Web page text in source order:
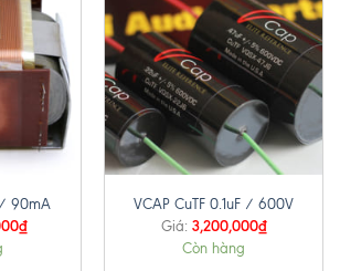
/ 90mA
₫
VCAP CuTF 0.1uF / 600V
Giá: 3,200,000₫
Còn hàng